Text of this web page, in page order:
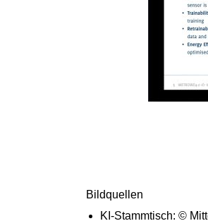
Bildquellen
KI-Stammtisch: ©